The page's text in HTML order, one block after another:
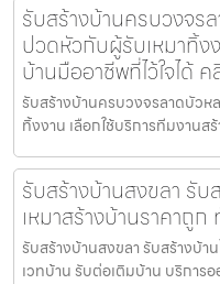
รับสร้างบ้านครบวงจ
ปวดหัวกับผู้รับเหมาทิ้ง
บ้านมืออาชีพที่ไว้ใจได้
รับสร้างบ้านครบวงจรลาดบัว
ทิ้งงาน เลือกใช้บริการทีมงานส
รับสร้างบ้านสงขลา รั
เหมาสร้างบ้านราคาถูก
รับสร้างบ้านสงขลา รับสร้างบ้า
เวทบ้าน รับต่อเติมบ้าน บริการ